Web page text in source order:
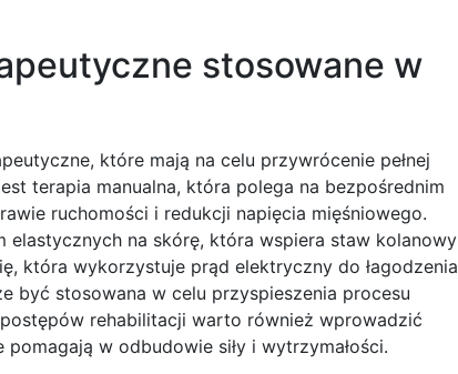
stosowane w
które mają na celu przywrócenie pełnej
terapia manualna, która polega na bezpośrednim
ruchomości i redukcji napięcia mięśniowego.
elastycznych na skórę, która wspiera staw kolanowy
która wykorzystuje prąd elektryczny do łagodzenia
być stosowana w celu przyspieszenia procesu
rehabilitacji warto również wprowadzić
w odbudowie siły i wytrzymałości.